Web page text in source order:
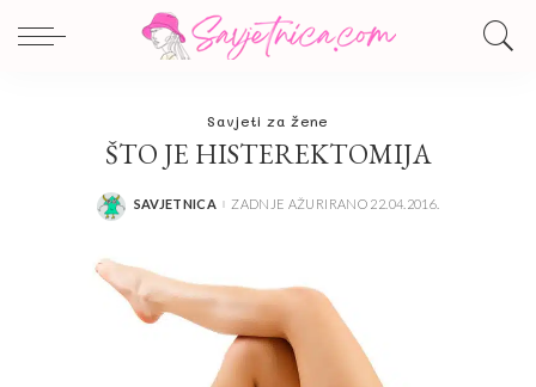
Savjeti za žene
ŠTO JE HISTEREKTOMIJA
POSTED
SAVJETNICA ZADNJE AŽURIRANO 22.04.2016.